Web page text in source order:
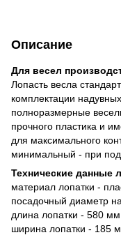
Описание
Для весел
Лопасть весла
комплектации
полноразмерные
прочного пластика и
для максимального
минимальный - при
Технические данные
материал лопатки -
посадочный диаметр
длина лопатки - 580
ширина лопатки - 185